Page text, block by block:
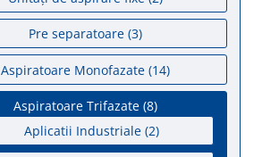
Pre separatoare (3)
Aspiratoare Monofazate (14)
Aspiratoare Trifazate (8)
Aplicatii Industriale (2)